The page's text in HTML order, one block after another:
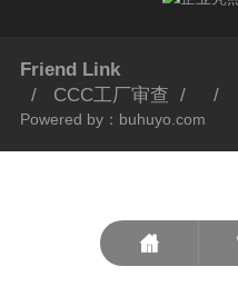
Friend Link
/
CCC工厂审查 / /
Powered by： buhuyo.com